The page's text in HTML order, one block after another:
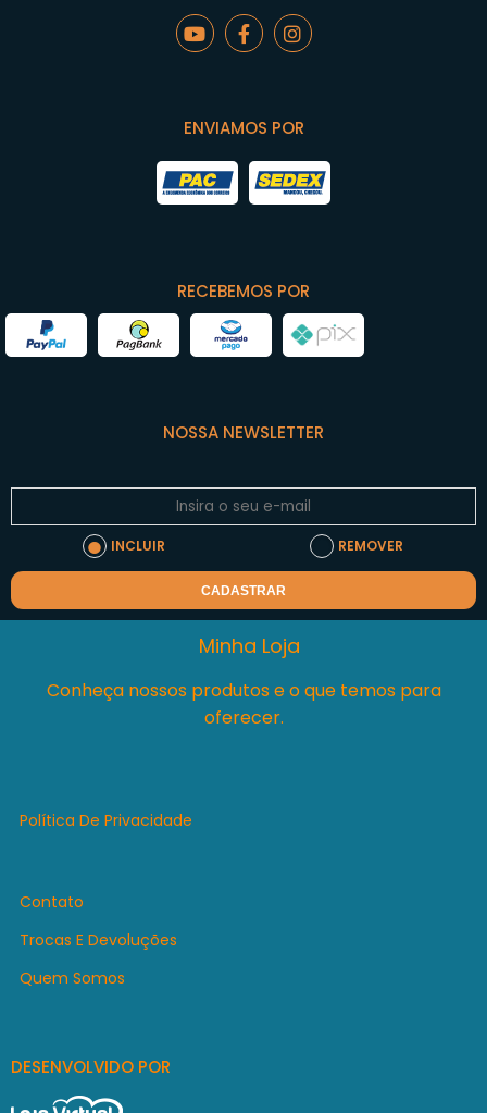
ENVIAMOS POR
RECEBEMOS POR
NOSSA NEWSLETTER
INCLUIR REMOVER
CADASTRAR
Minha Loja
Conheça nossos produtos e o que temos para
oferecer.
Política De Privacidade
Contato
Trocas E Devoluções
Quem Somos
DESENVOLVIDO POR